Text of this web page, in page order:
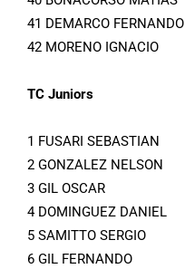
41 DEMARCO FERNANDO
42 MORENO IGNACIO
TC Juniors
1 FUSARI SEBASTIAN
2 GONZALEZ NELSON
3 GIL OSCAR
4 DOMINGUEZ DANIEL
5 SAMITTO SERGIO
6 GIL FERNANDO